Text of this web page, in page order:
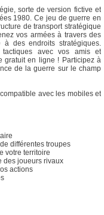
sorte de version fictive et
1980. Ce jeu de guerre en
de transport stratégique
vos armées à travers des
à des endroits stratégiques.
avec vos amis et
gratuit en ligne ! Participez à
de la guerre sur le champ
avec les mobiles et
différentes troupes
votre territoire
des joueurs rivaux
actions